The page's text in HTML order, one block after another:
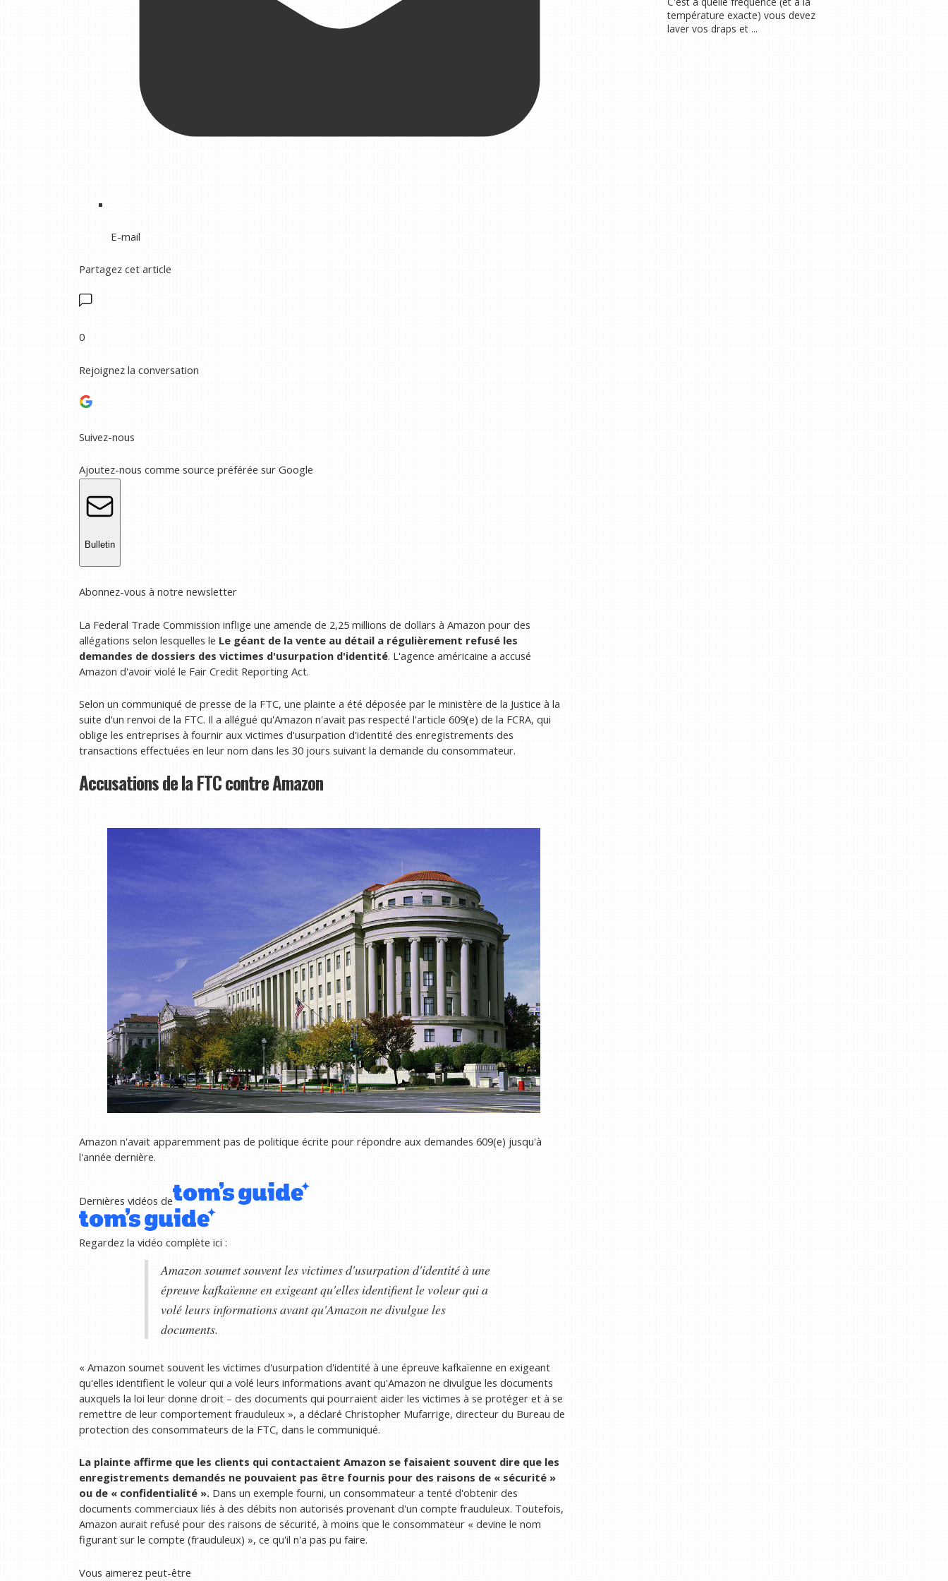
E-mail
Partagez cet article
0
Rejoignez la conversation
Suivez-nous
Ajoutez-nous comme source préférée sur Google
Bulletin
Abonnez-vous à notre newsletter
La Federal Trade Commission inflige une amende de 2,25 millions de dollars à Amazon pour des
allégations selon lesquelles le Le géant de la vente au détail a régulièrement refusé les
demandes de dossiers des victimes d'usurpation d'identité. L'agence américaine a accusé
Amazon d'avoir violé le Fair Credit Reporting Act.
Selon un communiqué de presse de la FTC, une plainte a été déposée par le ministère de la Justice à la
suite d'un renvoi de la FTC. Il a allégué qu'Amazon n'avait pas respecté l'article 609(e) de la FCRA, qui
oblige les entreprises à fournir aux victimes d'usurpation d'identité des enregistrements des
transactions effectuées en leur nom dans les 30 jours suivant la demande du consommateur.
Accusations de la FTC contre Amazon
Amazon n'avait apparemment pas de politique écrite pour répondre aux demandes 609(e) jusqu'à
l'année dernière.
Dernières vidéos de
Regardez la vidéo complète ici :
Amazon soumet souvent les victimes d'usurpation d'identité à une
épreuve kafkaïenne en exigeant qu'elles identifient le voleur qui a
volé leurs informations avant qu'Amazon ne divulgue les
documents.
« Amazon soumet souvent les victimes d'usurpation d'identité à une épreuve kafkaïenne en exigeant
qu'elles identifient le voleur qui a volé leurs informations avant qu'Amazon ne divulgue les documents
auxquels la loi leur donne droit – des documents qui pourraient aider les victimes à se protéger et à se
remettre de leur comportement frauduleux », a déclaré Christopher Mufarrige, directeur du Bureau de
protection des consommateurs de la FTC, dans le communiqué.
La plainte affirme que les clients qui contactaient Amazon se faisaient souvent dire que les
enregistrements demandés ne pouvaient pas être fournis pour des raisons de « sécurité »
ou de « confidentialité ». Dans un exemple fourni, un consommateur a tenté d'obtenir des
documents commerciaux liés à des débits non autorisés provenant d'un compte frauduleux. Toutefois,
Amazon aurait refusé pour des raisons de sécurité, à moins que le consommateur « devine le nom
figurant sur le compte (frauduleux) », ce qu'il n'a pas pu faire.
Vous aimerez peut-être
température exacte) vous devez
laver vos draps et ...